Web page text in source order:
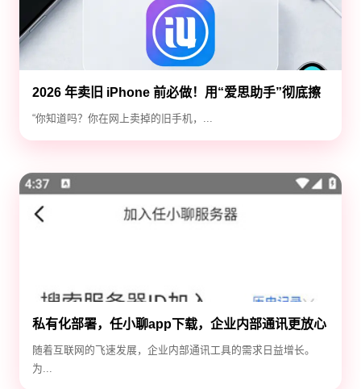
2026 年卖旧 iPhone 前必做！用“爱思助手”彻底擦
除隐私，防止数据泄露
“你知道吗？你在网上卖掉的旧手机，...
私有化部署，任小聊app下载，企业内部通讯更放心
随着互联网的飞速发展，企业内部通讯工具的需求日益增长。
为...